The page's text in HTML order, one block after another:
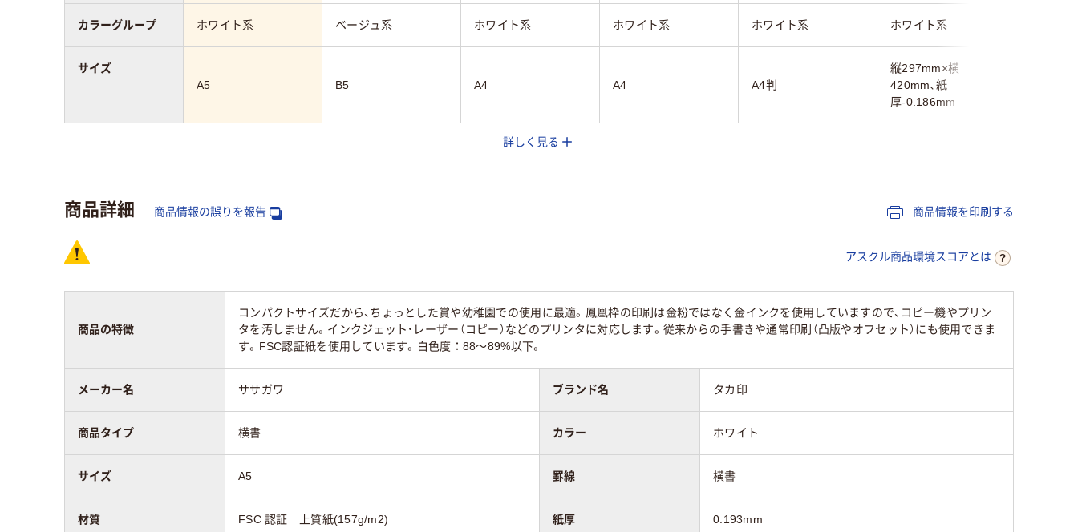
ホワイト系 ベージュ系 ホワイト系 ホワイト系 ホワイト系 ホワイト系
A5 B5 A4 A4 A4判
縦297mm×横
420mm、紙
厚-0.186mm
カラーグループ
サイズ
詳しく見る
商品詳細 商品情報の誤りを報告 商品情報を印刷する
アスクル商品環境スコアとは
商品の特徴
コンパクトサイズだから、ちょっとした賞や幼稚園での使用に最適。鳳凰枠の印刷は金粉ではなく金インクを使用していますので、コピー機やプリン
タを汚しません。インクジェット・レーザー（コピー）などのプリンタに対応します。従来からの手書きや通常印刷（凸版やオフセット）にも使用できま
す。FSC認証紙を使用しています。白色度：88～89%以下。
メーカー名 ササガワ ブランド名 タカ印
商品タイプ 横書 カラー ホワイト
サイズ A5 罫線 横書
材質 FSC 認証 上質紙(157g/m2) 紙厚 0.193mm